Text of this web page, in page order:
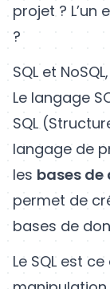
projet ?
?
SQL et
Le langage
SQL
langage de
les bases de
permet de
bases de
Le SQL est